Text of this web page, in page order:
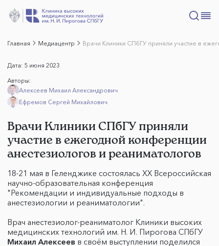
Главная Медиацентр Врачи Клиники СПбГУ приняли участие в
Дата: 5 июня 2023
Авторы:
Алексеев Михаил Александрович
Ефремов Сергей Михайлович
Врачи Клиники СПбГУ приняли
участие в ежегодной конференции
анестезиологов и реаниматологов
18-21 мая в Геленджике состоялась XX Всероссийская
научно-образовательная конференция
"Рекомендации и индивидуальные подходы в
анестезиологии и реаниматологии".
Врач анестезиолог-реаниматолог Клиники высоких
медицинских технологий им. Н. И. Пирогова СПбГУ
Михаил Алексеев в своём выступлении поделился